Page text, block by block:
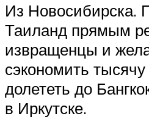
Из Новосибирска.
Таиланд прямым
извращенцы и
сэкономить
долететь до
в Иркутске.